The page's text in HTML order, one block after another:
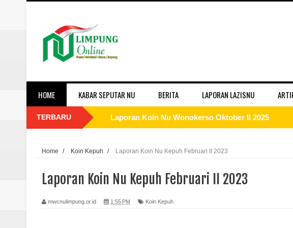
HOME KABAR SEPUTAR NU BERITA LAPORAN LAZISNU
TERBARU Laporan Koin Nu Wonokerso Oktober II 2025
Laporan Koin Nu Sidomulyo Oktober II 2025
Laporan Koin Nu Sempu Oktober II 2025
Home / Koin Kepuh / Laporan Koin Nu Kepuh Februari II 2023
Laporan Koin Nu Kepuh Februari II 2023
mwcnulimpung.or.id 1:55 PM Koin Kepuh